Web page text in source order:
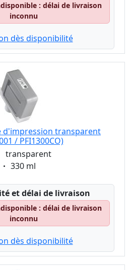
: délai de livraison
inconnu
dès disponibilité
d'impression transparent
/ PFI1300CO)
transparent
Eigenschaft:
330 ml
et délai de livraison
: délai de livraison
inconnu
dès disponibilité